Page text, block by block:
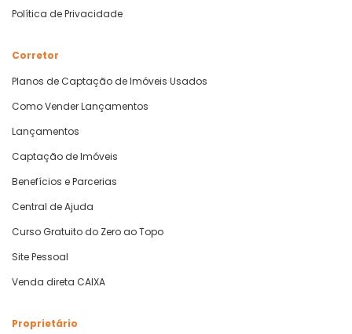
Política de Privacidade
Corretor
Planos de Captação de Imóveis Usados
Como Vender Lançamentos
Lançamentos
Captação de Imóveis
Benefícios e Parcerias
Central de Ajuda
Curso Gratuito do Zero ao Topo
Site Pessoal
Venda direta CAIXA
Proprietário